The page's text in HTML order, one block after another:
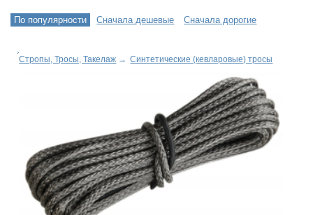
По популярности Сначала дешевые Сначала дорогие
Стропы, Тросы, Такелаж → Синтетические (кевларовые) тросы